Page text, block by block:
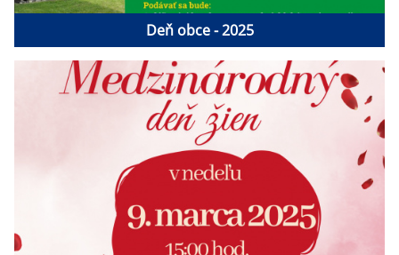
Deň obce - 2025